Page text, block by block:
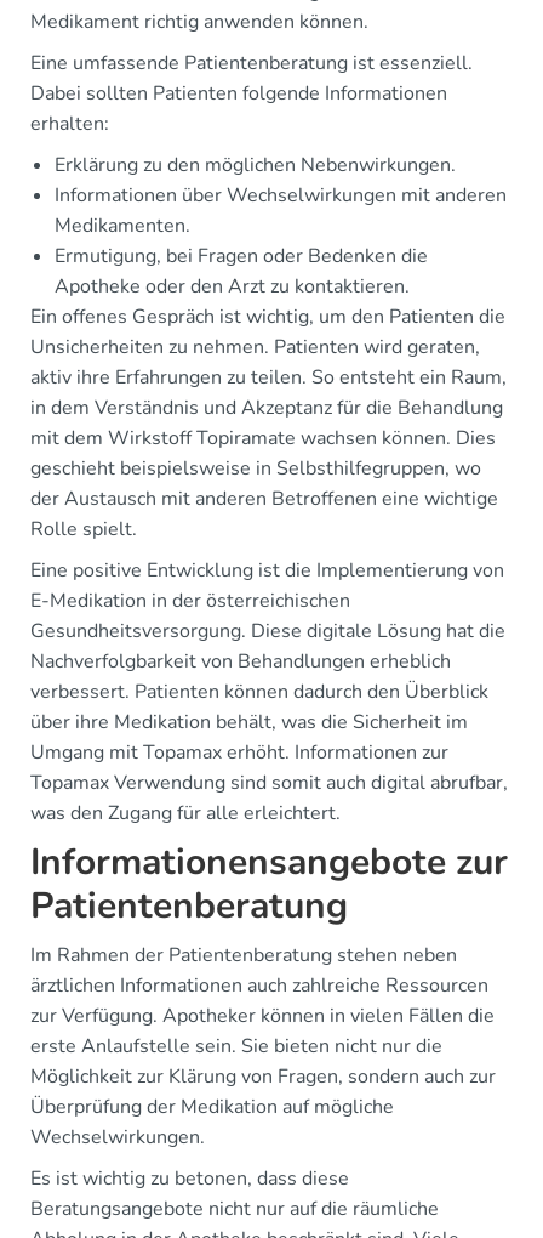
Medikament richtig anwenden können.
Eine umfassende Patientenberatung ist essenziell.
Dabei sollten Patienten folgende Informationen
erhalten:
Erklärung zu den möglichen Nebenwirkungen.
Informationen über Wechselwirkungen mit anderen
Medikamenten.
Ermutigung, bei Fragen oder Bedenken die
Apotheke oder den Arzt zu kontaktieren.
Ein offenes Gespräch ist wichtig, um den Patienten die
Unsicherheiten zu nehmen. Patienten wird geraten,
aktiv ihre Erfahrungen zu teilen. So entsteht ein Raum,
in dem Verständnis und Akzeptanz für die Behandlung
mit dem Wirkstoff Topiramate wachsen können. Dies
geschieht beispielsweise in Selbsthilfegruppen, wo
der Austausch mit anderen Betroffenen eine wichtige
Rolle spielt.
Eine positive Entwicklung ist die Implementierung von
E-Medikation in der österreichischen
Gesundheitsversorgung. Diese digitale Lösung hat die
Nachverfolgbarkeit von Behandlungen erheblich
verbessert. Patienten können dadurch den Überblick
über ihre Medikation behält, was die Sicherheit im
Umgang mit Topamax erhöht. Informationen zur
Topamax Verwendung sind somit auch digital abrufbar,
was den Zugang für alle erleichtert.
Informationensangebote zur
Patientenberatung
Im Rahmen der Patientenberatung stehen neben
ärztlichen Informationen auch zahlreiche Ressourcen
zur Verfügung. Apotheker können in vielen Fällen die
erste Anlaufstelle sein. Sie bieten nicht nur die
Möglichkeit zur Klärung von Fragen, sondern auch zur
Überprüfung der Medikation auf mögliche
Wechselwirkungen.
Es ist wichtig zu betonen, dass diese
Beratungsangebote nicht nur auf die räumliche